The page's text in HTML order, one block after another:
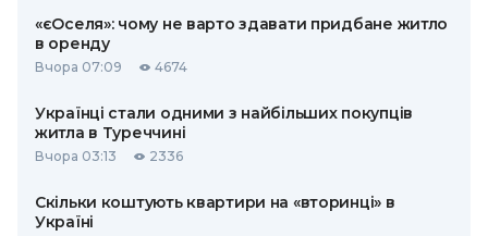
«єОселя»: чому не варто здавати придбане житло
в оренду
Вчора 07:09 4674
Українці стали одними з найбільших покупців
житла в Туреччині
Вчора 03:13 2336
Скільки коштують квартири на «вторинці» в
Україні